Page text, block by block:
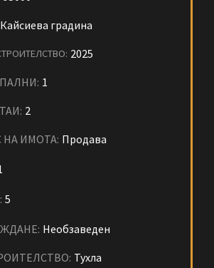
Кайсиева градина
2025
1
2
НА ИМОТА: Продава
5
Необзаведен
Тухла